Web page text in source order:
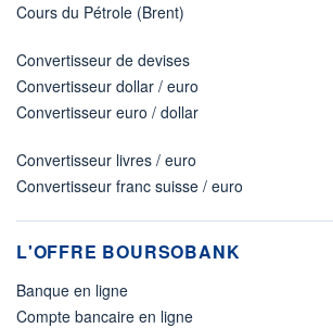
Cours du Pétrole (Brent)
Convertisseur de devises
Convertisseur dollar / euro
Convertisseur euro / dollar
Convertisseur livres / euro
Convertisseur franc suisse / euro
L'OFFRE BOURSOBANK
Banque en ligne
Compte bancaire en ligne